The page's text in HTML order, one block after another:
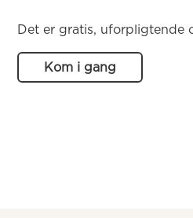
Det er gratis, uforpligtende
Kom i gang